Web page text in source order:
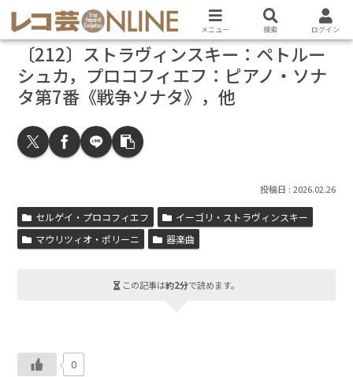
〔212〕ストラヴィンスキー：ペトルー
シュカ，プロコフィエフ：ピアノ・ソナ
タ第7番《戦争ソナタ》，他
2026.02.26
セルゲイ・プロコフィエフ
イーゴリ・ストラヴィンスキー
マウリツィオ・ポリーニ
器楽曲
この記事は約2分で読めます。
0
メニュー 検索 ログイン